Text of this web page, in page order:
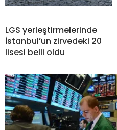
LGS yerleştirmelerinde
İstanbul’un zirvedeki 20
lisesi belli oldu